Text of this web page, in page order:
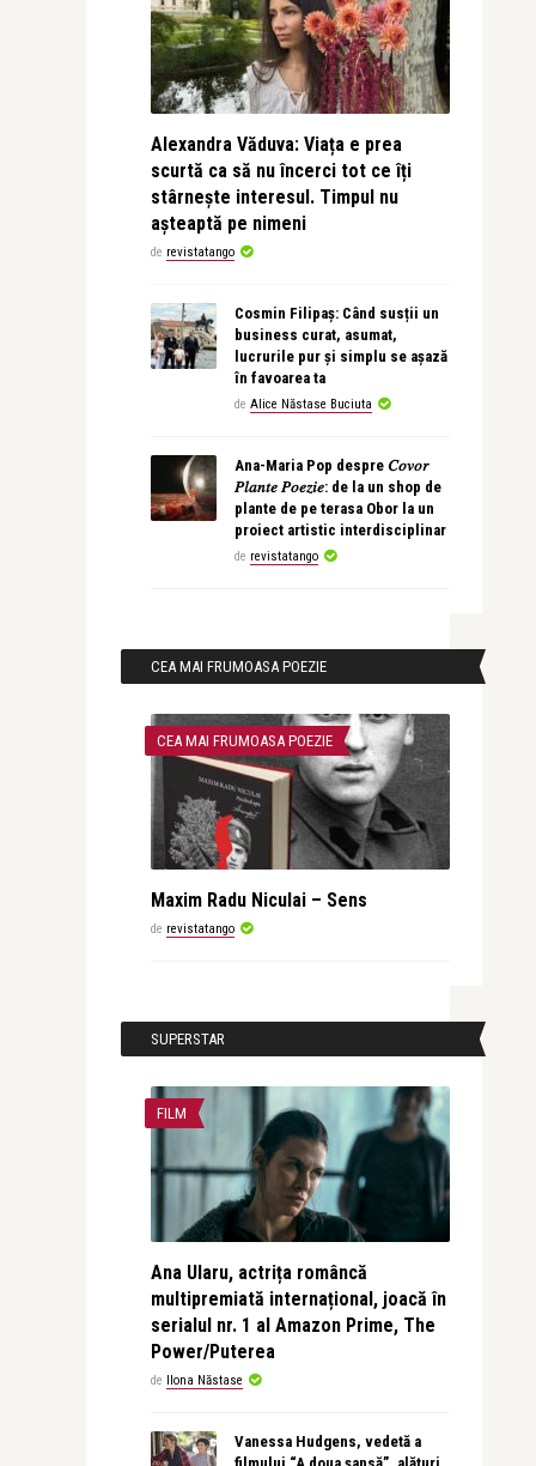
Alexandra Văduva: Viața e prea
scurtă ca să nu încerci tot ce îți
stârnește interesul. Timpul nu
așteaptă pe nimeni
de revistatango
Cosmin Filipaș: Când susții un
business curat, asumat,
lucrurile pur și simplu se așază
în favoarea ta
de Alice Năstase Buciuta
Ana-Maria Pop despre 𝐶𝑜𝑣𝑜𝑟
𝑃𝑙𝑎𝑛𝑡𝑒 𝑃𝑜𝑒𝑧𝑖𝑒: de la un shop de
plante de pe terasa Obor la un
proiect artistic interdisciplinar
de revistatango
CEA MAI FRUMOASA POEZIE
CEA MAI FRUMOASA POEZIE
Maxim Radu Niculai – Sens
de revistatango
SUPERSTAR
FILM
Ana Ularu, actrița româncă
multipremiată internațional, joacă în
serialul nr. 1 al Amazon Prime, The
Power/Puterea
de Ilona Năstase
Vanessa Hudgens, vedetă a